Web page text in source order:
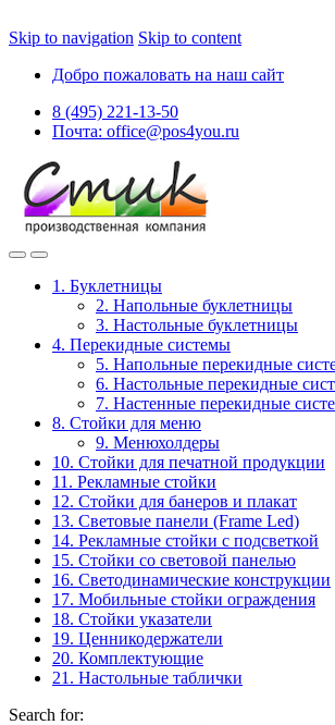
Skip to navigation Skip to content
Добро пожаловать на наш сайт
8 (495) 221-13-50
Почта: office@pos4you.ru
1. Буклетницы
2. Напольные буклетницы
3. Настольные буклетницы
4. Перекидные системы
5. Напольные перекидные
6. Настольные перекидные
7. Настенные перекидные
8. Стойки для меню
9. Менюхолдеры
10. Стойки для печатной продукции
11. Рекламные стойки
12. Стойки для банеров и плакат
13. Световые панели (Frame Led)
14. Рекламные стойки с подсветкой
15. Стойки со световой панелью
16. Светодинамические конструкции
17. Мобильные стойки ограждения
18. Стойки указатели
19. Ценникодержатели
20. Комплектующие
21. Настольные таблички
Search for: